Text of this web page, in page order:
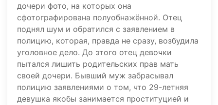
дочери фото, на которых она
сфотографирована полуобнажённой. Отец
поднял шум и обратился с заявлением в
полицию, которая, правда не сразу, возбудила
уголовное дело. До этого отец девочки
пытался лишить родительских прав мать
своей дочери. Бывший муж забрасывал
полицию заявлениями о том, что 29-летняя
девушка якобы занимается проституцией и